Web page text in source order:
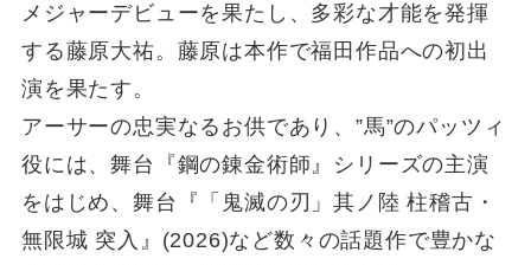
メジャーデビューを果たし、多彩な才能を発揮
する藤原大祐。藤原は本作で福田作品への初出
演を果たす。
アーサーの忠実なるお供であり、”馬”のパッツィ
役には、舞台『鋼の錬金術師』シリーズの主演
をはじめ、舞台『「鬼滅の刃」其ノ陸 柱稽古・
無限城 突入』(2026)など数々の話題作で豊かな